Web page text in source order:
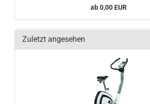
0,00 EUR
Zuletzt angesehen